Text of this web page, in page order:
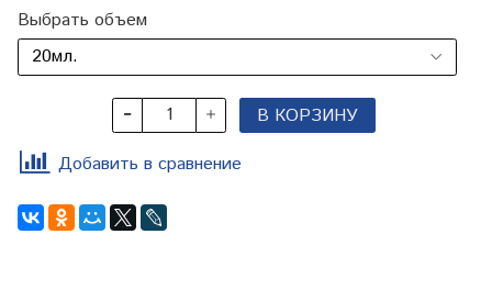
Выбрать объем
В КОРЗИНУ
Добавить в сравнение